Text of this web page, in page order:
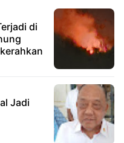
di
Jadi